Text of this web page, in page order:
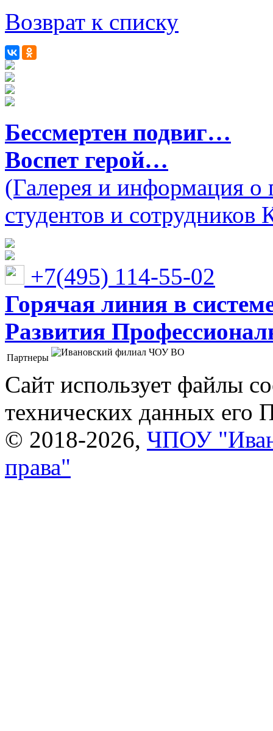
Возврат к списку
Бессмертен подвиг…
Воспет герой…
(Галерея и информация
студентов и сотрудников
+7(495) 114-55-02
Горячая линия в
Развития
Партнеры
Сайт использует файлы
технических данных его
© 2018-2026, ЧПОУ
права"